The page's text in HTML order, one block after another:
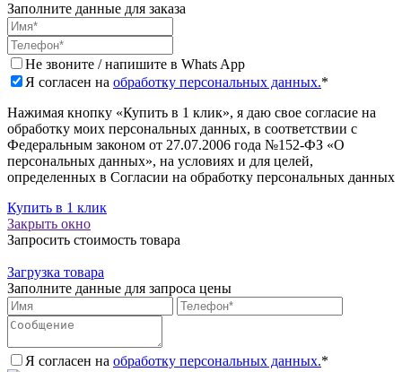
Заполните данные для заказа
Не звоните / напишите в Whats App
Я согласен на обработку персональных данных.*
Нажимая кнопку «Купить в 1 клик», я даю свое согласие на
обработку моих персональных данных, в соответствии с
Федеральным законом от 27.07.2006 года №152-ФЗ «О
персональных данных», на условиях и для целей,
определенных в Согласии на обработку персональных данных
Купить в 1 клик
Закрыть окно
Запросить стоимость товара
Загрузка товара
Заполните данные для запроса цены
Я согласен на обработку персональных данных.*